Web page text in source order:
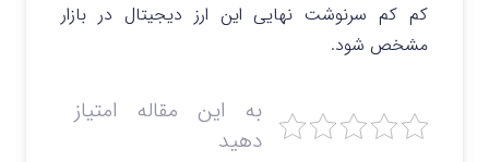
کم کم سرنوشت نهایی این ارز دیجیتال در بازار
مشخص شود.
به این مقاله امتیاز
دهید